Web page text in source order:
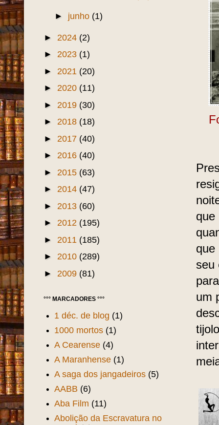
que
que
seu
um
► junho (1)
► 2024 (2)
► 2023 (1)
► 2021 (20)
► 2020 (11)
► 2019 (30)
► 2018 (18)
► 2017 (40)
► 2016 (40)
► 2015 (63)
► 2014 (47)
► 2013 (60)
► 2012 (195)
► 2011 (185)
► 2010 (289)
► 2009 (81)
°°° MARCADORES °°°
1 déc. de blog (1)
1000 mortos (1)
A Cearense (4)
A Maranhense (1)
A saga dos jangadeiros (5)
AABB (6)
Aba Film (11)
Abolição da Escravatura no